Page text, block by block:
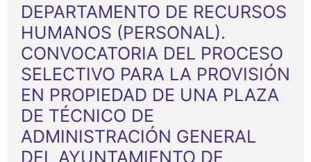
DEPARTAMENTO DE RECURSOS
HUMANOS (PERSONAL).
CONVOCATORIA DEL PROCESO
SELECTIVO PARA LA PROVISIÓN
EN PROPIEDAD DE UNA PLAZA
DE TÉCNICO DE
ADMINISTRACIÓN GENERAL
DEL AYUNTAMIENTO DE